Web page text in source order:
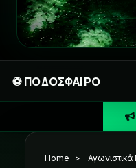
⚽ ΠΟΔΟΣΦΑΙΡΟ
Home >